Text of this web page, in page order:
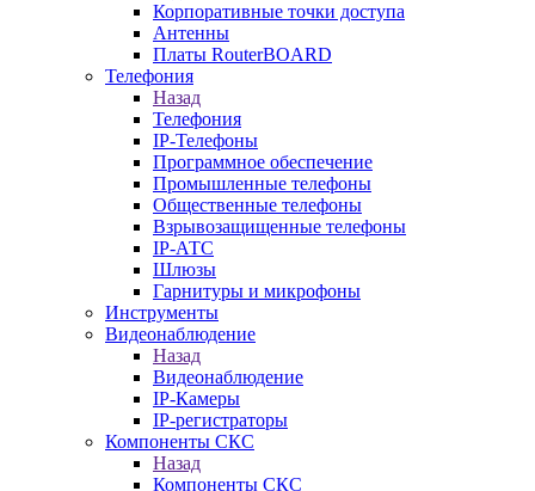
Корпоративные точки доступа
Антенны
Платы RouterBOARD
Телефония
Назад
Телефония
IP-Телефоны
Программное обеспечение
Промышленные телефоны
Общественные телефоны
Взрывозащищенные телефоны
IP-АТС
Шлюзы
Гарнитуры и микрофоны
Инструменты
Видеонаблюдение
Назад
Видеонаблюдение
IP-Камеры
IP-регистраторы
Компоненты СКС
Назад
Компоненты СКС